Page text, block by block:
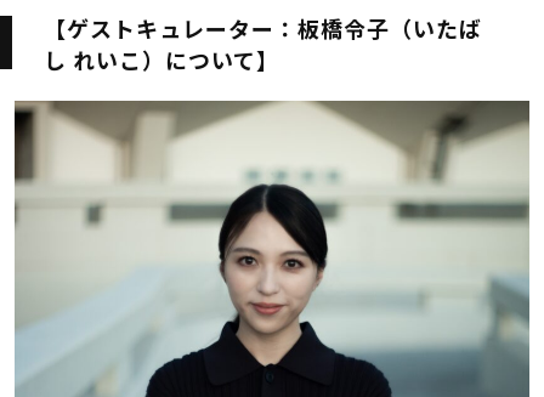
【ゲストキュレーター：板橋令子（いたば
し れいこ）について】